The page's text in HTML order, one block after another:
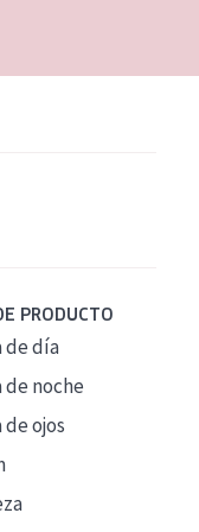
PRODUCTO
de día
de noche
de ojos